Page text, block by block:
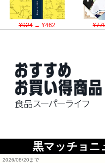
¥924→ ¥462
黒マッチョニ
2026/08/20まで